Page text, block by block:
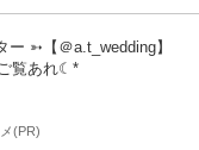
➳【＠a.t_wedding】
覧あれ☾*
(PR)